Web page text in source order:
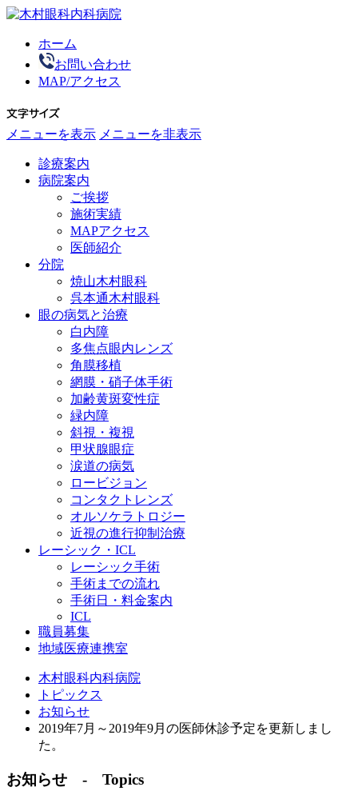
ホーム
お問い合わせ
MAP/アクセス
メニューを表示 メニューを非表示
診療案内
病院案内
ご挨拶
施術実績
MAPアクセス
医師紹介
分院
焼山木村眼科
呉本通木村眼科
眼の病気と治療
白内障
多焦点眼内レンズ
角膜移植
網膜・硝子体手術
加齢黄斑変性症
緑内障
斜視・複視
甲状腺眼症
涙道の病気
ロービジョン
コンタクトレンズ
オルソケラトロジー
近視の進行抑制治療
レーシック・ICL
レーシック手術
手術までの流れ
手術日・料金案内
ICL
職員募集
地域医療連携室
木村眼科内科病院
トピックス
お知らせ
2019年7月～2019年9月の医師休診予定を更新しまし
た。
お知らせ - Topics